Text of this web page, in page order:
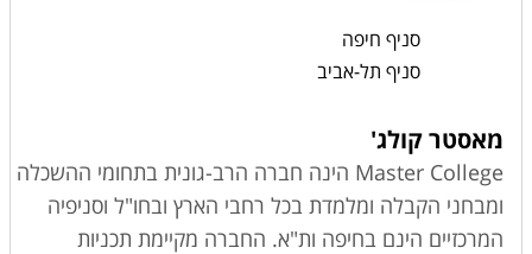
סניף חיפה
סניף תל-אביב
מאסטר קולג'
Master College הינה חברה הרב-גונית בתחומי ההשכלה
ומבחני הקבלה ומלמדת בכל רחבי הארץ ובחו"ל וסניפיה
המרכזיים הינם בחיפה ות"א. החברה מקיימת תכניות